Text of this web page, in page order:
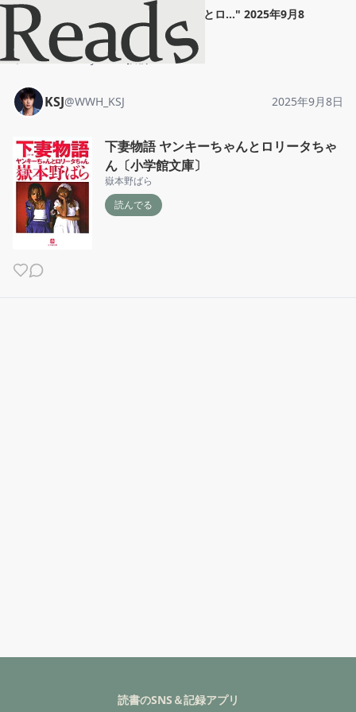
下妻物語 ヤンキーちゃんとロ..." 2025年9月8
日
ホーム
KSJ 投稿
KSJ@WWH_KSJ 2025年9月8日
下妻物語 ヤンキーちゃんとロリータちゃ
ん〔小学館文庫〕
嶽本野ばら
読んでる
読書のSNS＆記録アプリ